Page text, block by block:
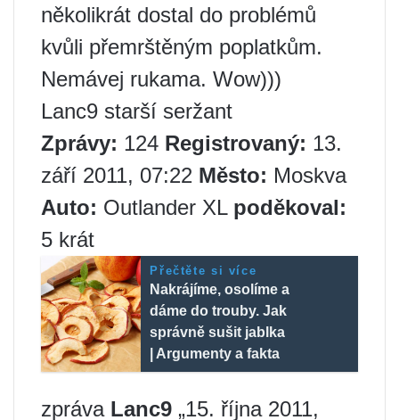
několikrát dostal do problémů
kvůli přemrštěným poplatkům.
Nemávej rukama. Wow)))
Lanc9 starší seržant
Zprávy: 124 Registrovaný: 13.
září 2011, 07:22 Město: Moskva
Auto: Outlander XL poděkoval:
5 krát
Přečtěte si více
Nakrájíme, osolíme a
dáme do trouby. Jak
správně sušit jablka
| Argumenty a fakta
zpráva Lanc9 „15. října 2011,